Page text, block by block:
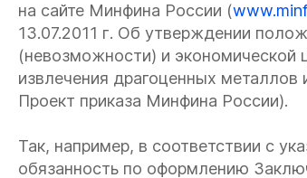
на сайте Минфина России (
13.07.2011 г. Об утверждении
(невозможности) и экономической
извлечения драгоценных
Проект приказа Минфина России).
Так, например, в соответствии с
обязанность по оформлению